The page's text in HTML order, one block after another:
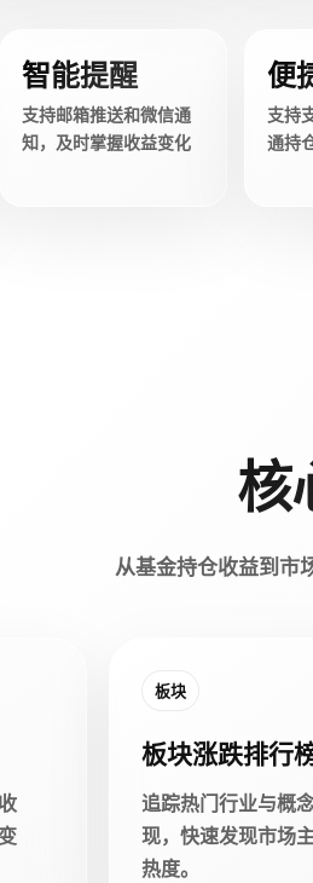
智能提醒
支持邮箱推送和微信通
知，及时掌握收益变化
便
支持
通持
核
从基金持仓收益到市
板块
板块涨跌排行
追踪热门行业与概
现，快速发现市场
热度。